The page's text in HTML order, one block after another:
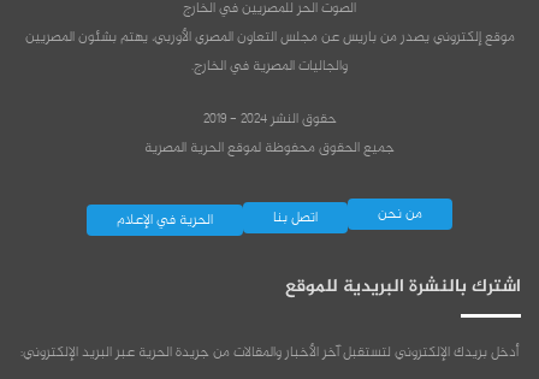
الصوت الحر للمصريين في الخارج
موقع إلكتروني يصدر من باريس عن مجلس التعاون المصري الأوربي، يهتم بشئون المصريين
والجاليات المصرية في الخارج.
حقوق النشر 2024 - 2019
جميع الحقوق محفوظة لموقع الحرية المصرية
من نحن اتصل بنا الحرية في الإعلام
اشترك بالنشرة البريدية للموقع
أدخل بريدك الإلكتروني لتستقبل آخر الأخبار والمقالات من جريدة الحرية عبر البريد الإلكتروني: